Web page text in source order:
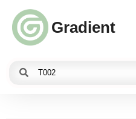
Gradient